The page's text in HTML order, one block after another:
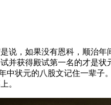
，如果没有恩科，顺治年
获得殿试第一名的才是
状元的八股文记住一辈子
。